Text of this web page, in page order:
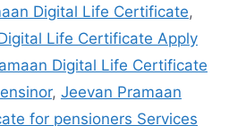
Digital Life Certificate,
Life Certificate Apply
Digital Life Certificate
, Jeevan Pramaan
for pensioners Services